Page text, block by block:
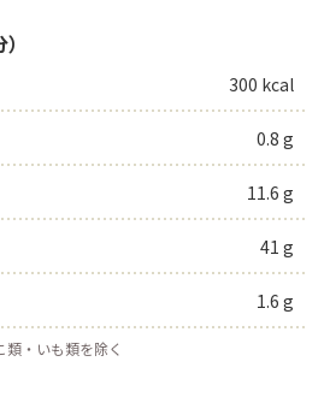
300 kcal
0.8 g
11.6 g
41 g
1.6 g
類・いも類を除く